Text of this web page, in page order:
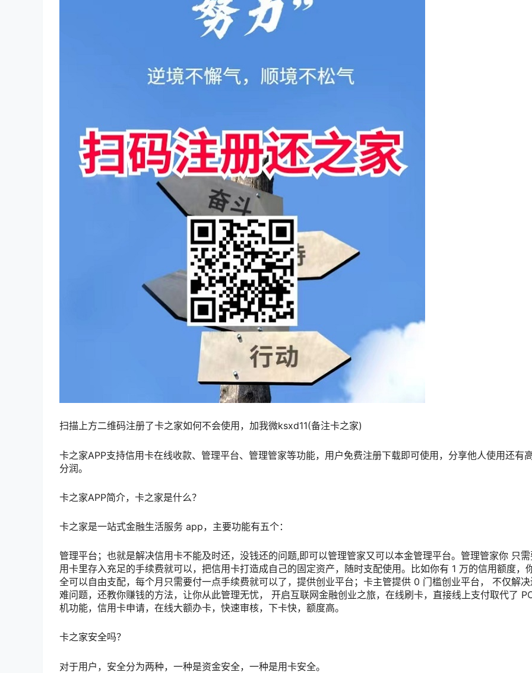
扫描上方二维码注册了卡之家如何不会使用，加我微ksxd11(备注卡之家)
卡之家APP支持信用卡在线收款、管理平台、管理管家等功能，用户免费注册下载即可使用，分享他人使用还有
分润。
卡之家APP简介，卡之家是什么？
卡之家是一站式金融生活服务 app，主要功能有五个：
管理平台；也就是解决信用卡不能及时还，没钱还的问题,即可以管理管家又可以本金管理平台。管理管家你 只
用卡里存入充足的手续费就可以，把信用卡打造成自己的固定资产，随时支配使用。比如你有 1 万的信用额度，
全可以自由支配，每个月只需要付一点手续费就可以了，提供创业平台；卡主管提供 0 门槛创业平台， 不仅解
难问题，还教你赚钱的方法，让你从此管理无忧， 开启互联网金融创业之旅，在线刷卡，直接线上支付取代了
机功能，信用卡申请，在线大额办卡，快速审核，下卡快，额度高。
卡之家安全吗？
对于用户，安全分为两种，一种是资金安全，一种是用卡安全。